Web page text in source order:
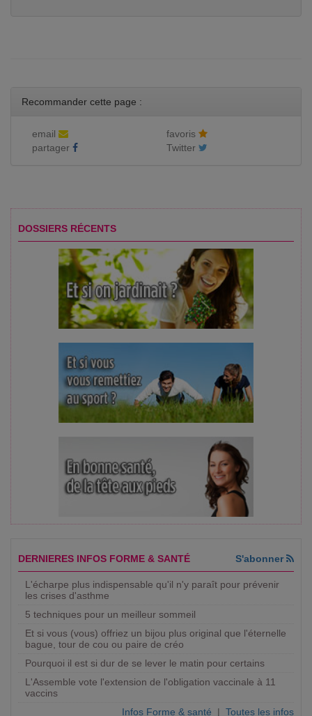
Recommander cette page :
email
favoris
partager
Twitter
DOSSIERS RÉCENTS
DERNIERES INFOS FORME & SANTÉ S'abonner
L'écharpe plus indispensable qu'il n'y paraît pour prévenir
les crises d'asthme
5 techniques pour un meilleur sommeil
Et si vous (vous) offriez un bijou plus original que l'éternelle
bague, tour de cou ou paire de créo
Pourquoi il est si dur de se lever le matin pour certains
L'Assemble vote l'extension de l'obligation vaccinale à 11
vaccins
Infos Forme & santé | Toutes les infos